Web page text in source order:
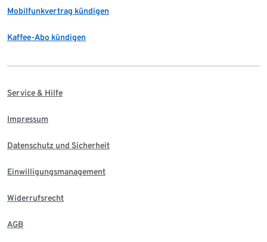
Mobilfunkvertrag kündigen
Kaffee-Abo kündigen
Service & Hilfe
Impressum
Datenschutz und Sicherheit
Einwilligungsmanagement
Widerrufsrecht
AGB